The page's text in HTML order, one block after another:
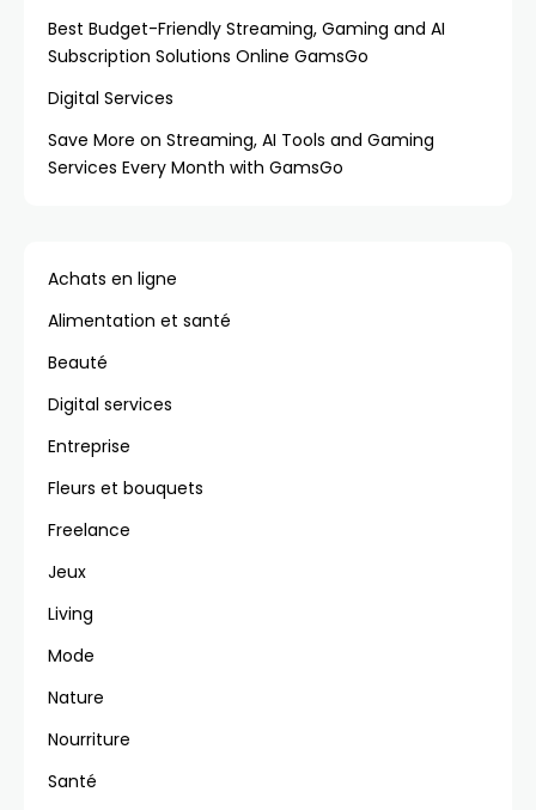
Best Budget-Friendly Streaming, Gaming and AI
Subscription Solutions Online GamsGo
Digital Services
Save More on Streaming, AI Tools and Gaming
Services Every Month with GamsGo
Achats en ligne
Alimentation et santé
Beauté
Digital services
Entreprise
Fleurs et bouquets
Freelance
Jeux
Living
Mode
Nature
Nourriture
Santé